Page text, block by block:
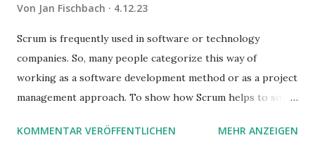
Von Jan Fischbach 4.12.23
Scrum is frequently used in software or technology
companies. So, many people categorize this way of
working as a software development method or as a project
management approach. To show how Scrum helps to solve
processes.
KOMMENTAR VERÖFFENTLICHEN MEHR ANZEIGEN